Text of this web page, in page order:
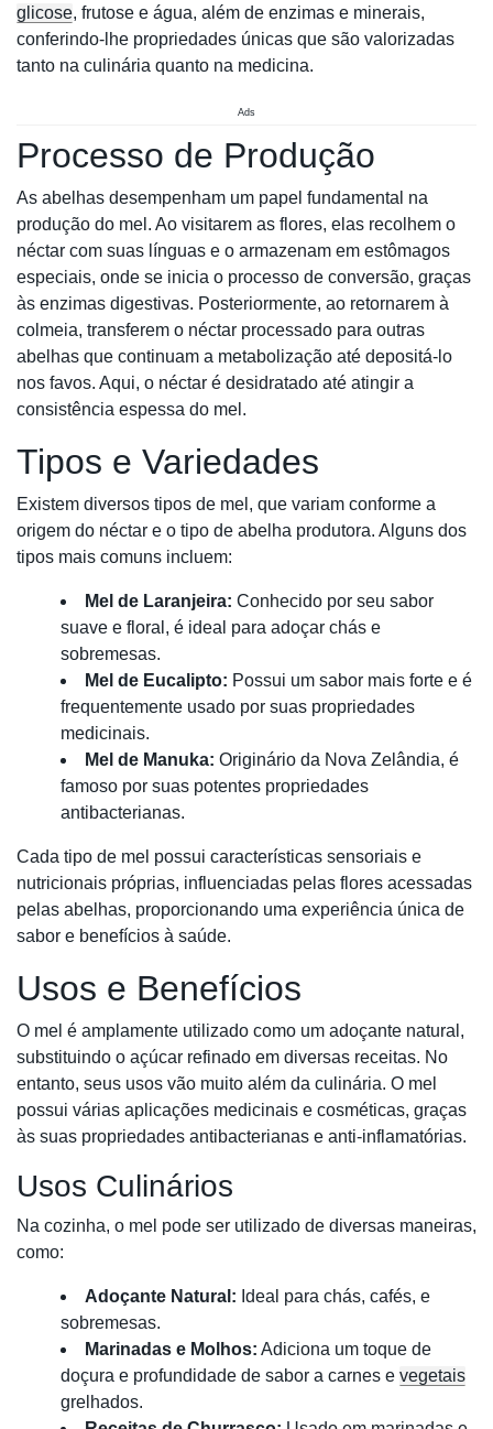
glicose, frutose e água, além de enzimas e minerais,
conferindo-lhe propriedades únicas que são valorizadas
tanto na culinária quanto na medicina.
Ads
Processo de Produção
As abelhas desempenham um papel fundamental na
produção do mel. Ao visitarem as flores, elas recolhem o
néctar com suas línguas e o armazenam em estômagos
especiais, onde se inicia o processo de conversão, graças
às enzimas digestivas. Posteriormente, ao retornarem à
colmeia, transferem o néctar processado para outras
abelhas que continuam a metabolização até depositá-lo
nos favos. Aqui, o néctar é desidratado até atingir a
consistência espessa do mel.
Tipos e Variedades
Existem diversos tipos de mel, que variam conforme a
origem do néctar e o tipo de abelha produtora. Alguns dos
tipos mais comuns incluem:
Mel de Laranjeira: Conhecido por seu sabor
suave e floral, é ideal para adoçar chás e
sobremesas.
Mel de Eucalipto: Possui um sabor mais forte e é
frequentemente usado por suas propriedades
medicinais.
Mel de Manuka: Originário da Nova Zelândia, é
famoso por suas potentes propriedades
antibacterianas.
Cada tipo de mel possui características sensoriais e
nutricionais próprias, influenciadas pelas flores acessadas
pelas abelhas, proporcionando uma experiência única de
sabor e benefícios à saúde.
Usos e Benefícios
O mel é amplamente utilizado como um adoçante natural,
substituindo o açúcar refinado em diversas receitas. No
entanto, seus usos vão muito além da culinária. O mel
possui várias aplicações medicinais e cosméticas, graças
às suas propriedades antibacterianas e anti-inflamatórias.
Usos Culinários
Na cozinha, o mel pode ser utilizado de diversas maneiras,
como:
Adoçante Natural: Ideal para chás, cafés, e
sobremesas.
Marinadas e Molhos: Adiciona um toque de
doçura e profundidade de sabor a carnes e vegetais
grelhados.